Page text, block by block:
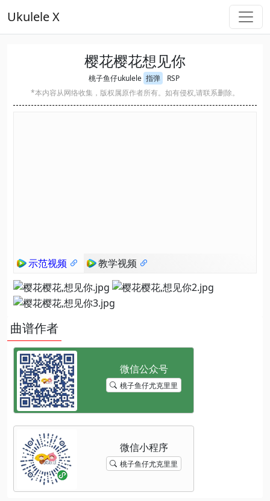
Ukulele X
樱花樱花想见你
桃子鱼仔ukulele 指弹
RSP
*本内容从网络收集，版权属原作者所有。如有侵权,请联系删除。
示范视频 教学视频
曲谱作者
桃子鱼仔尤克里里
桃子鱼仔尤克里里